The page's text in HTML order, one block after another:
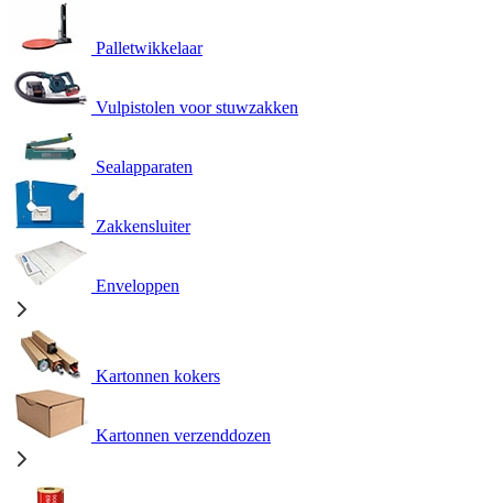
Palletwikkelaar
Vulpistolen voor stuwzakken
Sealapparaten
Zakkensluiter
Enveloppen
Kartonnen kokers
Kartonnen verzenddozen